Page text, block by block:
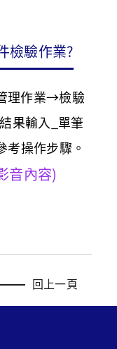
檢驗作業?
理作業→檢驗
果輸入_單筆
操作步驟。
音內容)
回上一頁